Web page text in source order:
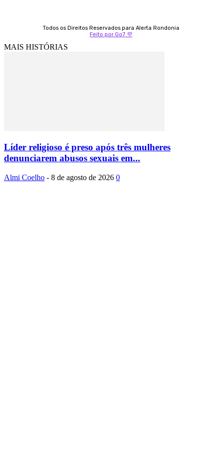
Todos os Direitos Reservados para Alerta Rondonia
Feito por Go7 💜
MAIS HISTÓRIAS
Líder religioso é preso após três mulheres
denunciarem abusos sexuais em...
Almi Coelho - 8 de agosto de 2026 0